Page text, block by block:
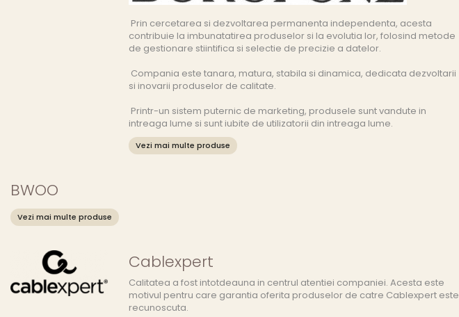
Prin cercetarea si dezvoltarea permanenta independenta, acesta
contribuie la imbunatatirea produselor si la evolutia lor, folosind metode
de gestionare stiintifica si selectie de precizie a datelor.
Compania este tanara, matura, stabila si dinamica, dedicata dezvoltarii
si inovarii produselor de calitate.
Printr-un sistem puternic de marketing, produsele sunt vandute in
intreaga lume si sunt iubite de utilizatorii din intreaga lume.
Vezi mai multe produse
BWOO
Vezi mai multe produse
Cablexpert
Calitatea a fost intotdeauna in centrul atentiei companiei. Acesta este
motivul pentru care garantia oferita produselor de catre Cablexpert este
recunoscuta.